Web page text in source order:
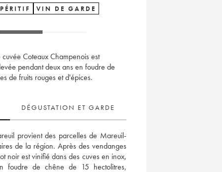
VIN DE GARDE
Coteaux Champenois est
pendant deux ans en foudre de
de fruits rouges et d'épices.
DÉGUSTATION ET GARDE
provient des parcelles de Mareuil-
de la région. Après des vendanges
noir est vinifié dans des cuves en inox,
foudre de chêne de 15 hectolitres,